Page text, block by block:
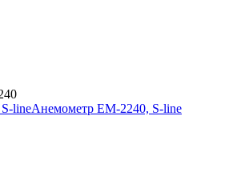
lineАнемометр EM-2240, S-line